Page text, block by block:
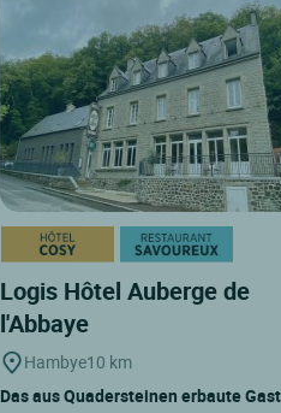
Logis Hôtel Auberge de
l'Abbaye
Hambye10 km
Das aus Quadersteinen erbaute